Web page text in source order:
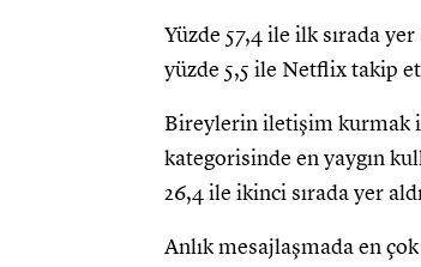
Yüzde 57,4 ile ilk sırada
yüzde 5,5 ile Netflix takip
Bireylerin iletişim kurmak
kategorisinde en yaygın
26,4 ile ikinci sırada yer
Anlık mesajlaşmada en